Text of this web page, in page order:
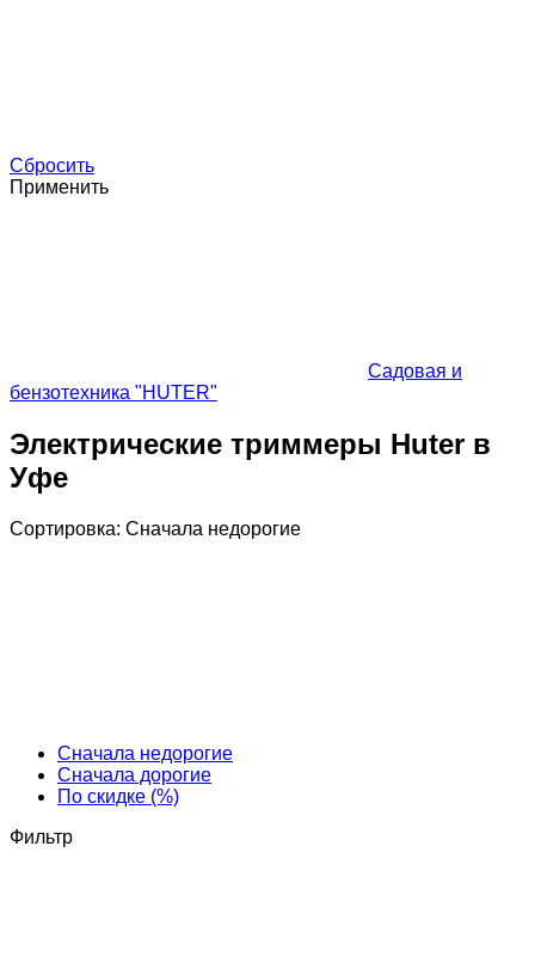
Сбросить
Применить
Садовая и
бензотехника "HUTER"
Электрические триммеры Huter в
Уфе
Сортировка: Cначала недорогие
Cначала недорогие
Cначала дорогие
По скидке (%)
Фильтр